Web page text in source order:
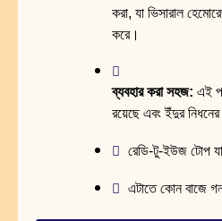
করা, যা ভিসারাল
করে।
ব্যবহার করা সহজ: এই
রয়েছে এবং ইঁদুর
রেডি-টু-ইউজ টোপ
এটাতে কোন বাজে